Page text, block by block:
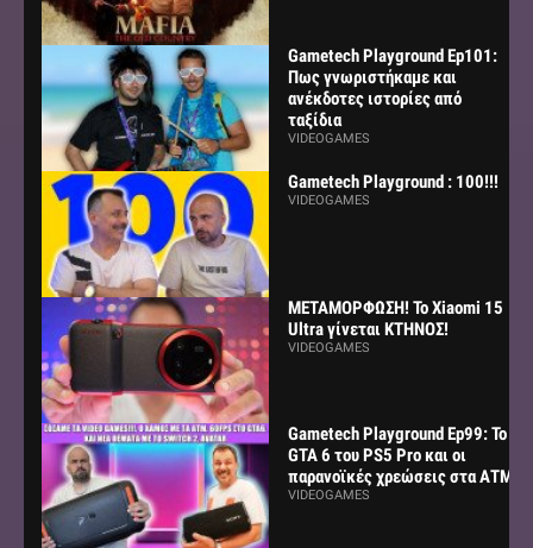
Gametech Playground Ep101:
Πως γνωριστήκαμε και
ανέκδοτες ιστορίες από
ταξίδια
VIDEOGAMES
Gametech Playground : 100!!!
VIDEOGAMES
ΜΕΤΑΜΟΡΦΩΣΗ! Το Xiaomi 15
Ultra γίνεται ΚΤΗΝΟΣ!
VIDEOGAMES
Gametech Playground Ep99: Το
GTA 6 του PS5 Pro και οι
παρανοϊκές χρεώσεις στα ΑΤΜ
VIDEOGAMES